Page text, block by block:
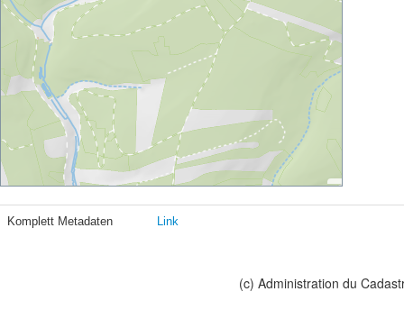
Komplett Metadaten Link
(c) Administration du